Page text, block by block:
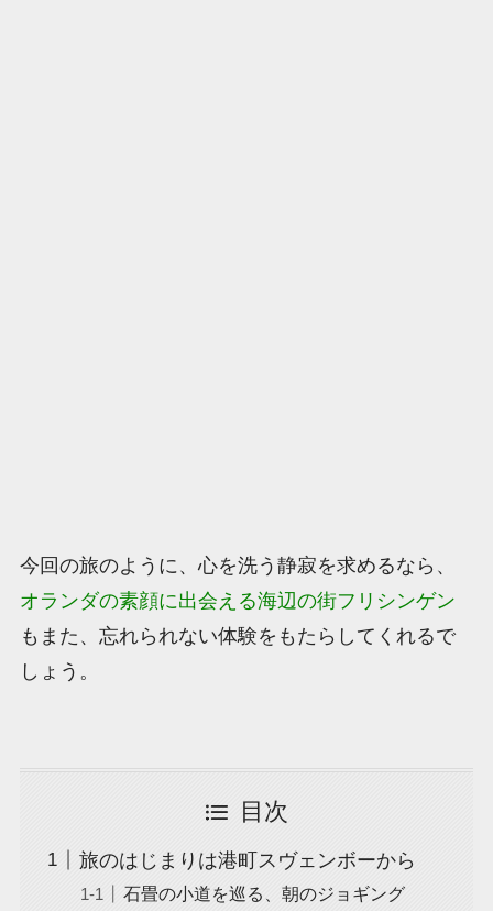
今回の旅のように、心を洗う静寂を求めるなら、
オランダの素顔に出会える海辺の街フリシンゲン
もまた、忘れられない体験をもたらしてくれるで
しょう。
目次
旅のはじまりは港町スヴェンボーから
石畳の小道を巡る、朝のジョギング